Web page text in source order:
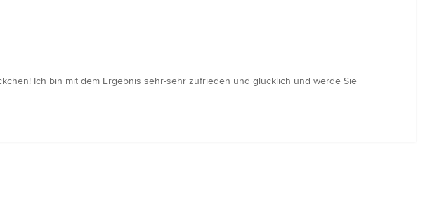
Ich bin mit dem Ergebnis sehr-sehr zufrieden und glücklich und werde Sie